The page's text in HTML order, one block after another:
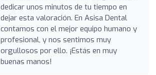
dedicar unos minutos de tu tiempo en
dejar esta valoración. En Asisa Dental
contamos con el mejor equipo humano y
profesional, y nos sentimos muy
orgullosos por ello. ¡Estás en muy
buenas manos!